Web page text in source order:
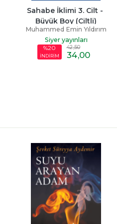
Sahabe İklimi 1. Cilt - Büyük
Boy (Ciltli)
Muhammed Emin Yıldırım
Siyer yayınları
%20
İNDİRİM
42,50
34,00